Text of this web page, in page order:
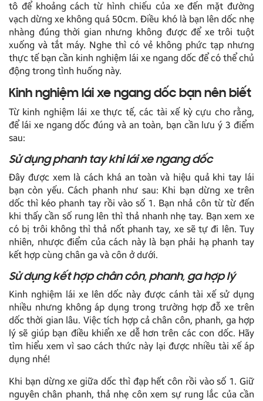
tô để khoảng cách từ hình chiếu của xe đến mặt đường
vạch dừng xe không quá 50cm. Điều khó là bạn lên dốc nhẹ
nhàng đúng thời gian nhưng không được để xe trôi tuột
xuống và tắt máy. Nghe thì có vẻ không phức tạp nhưng
thực tế bạn cần kinh nghiệm lái xe ngang dốc để có thể chủ
động trong tình huống này.
Kinh nghiệm lái xe ngang dốc bạn nên biết
Từ kinh nghiệm lái xe thực tế, các tài xế kỳ cựu cho rằng,
để lái xe ngang dốc đúng và an toàn, bạn cần lưu ý 3 điểm
sau:
Sử dụng phanh tay khi lái xe ngang dốc
Đây được xem là cách khá an toàn và hiệu quả khi tay lái
bạn còn yếu. Cách phanh như sau: Khi bạn dừng xe trên
dốc thì kéo phanh tay rồi vào số 1. Bạn nhả côn từ từ đến
khi thấy cần số rung lên thì thả nhanh nhẹ tay. Bạn xem xe
có bị trôi không thì thả nốt phanh tay, xe sẽ tự đi lên. Tuy
nhiên, nhược điểm của cách này là bạn phải hạ phanh tay
kết hợp cùng chân ga và côn ở dưới.
Sử dụng kết hợp chân côn, phanh, ga hợp lý
Kinh nghiệm lái xe lên dốc này được cánh tài xế sử dụng
nhiều nhưng không áp dụng trong trường hợp đỗ xe trên
dốc thời gian lâu. Việc tích hợp cả chân côn, phanh, ga hợp
lý sẽ giúp bạn điều khiển xe dễ hơn trên các con dốc. Hãy
tìm hiểu xem vì sao cách thức này lại được nhiều tài xế áp
dụng nhé!
Khi bạn dừng xe giữa dốc thì đạp hết côn rồi vào số 1. Giữ
nguyên chân phanh, thả nhẹ côn xem sự rung lắc của cần